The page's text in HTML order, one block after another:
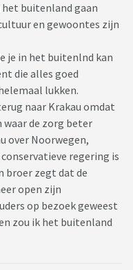
buitenland gaan
en gewoontes zijn
je in het buitenlnd kan
die alles goed
lukken.
naar Krakau omdat
waar de zorg beter
over Noorwegen,
regering is
broer zegt dat de
open zijn
op bezoek geweest
zou ik het buitenland